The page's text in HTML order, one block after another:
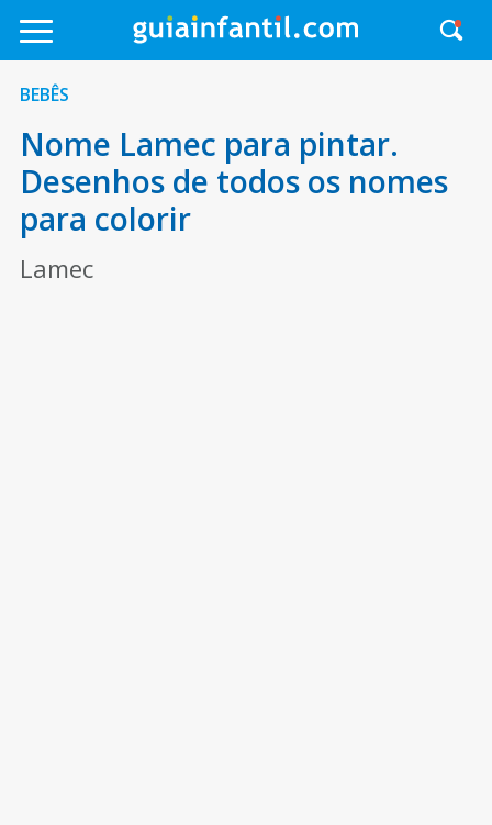
BEBÊS
Nome Lamec para pintar.
Desenhos de todos os nomes
para colorir
Lamec